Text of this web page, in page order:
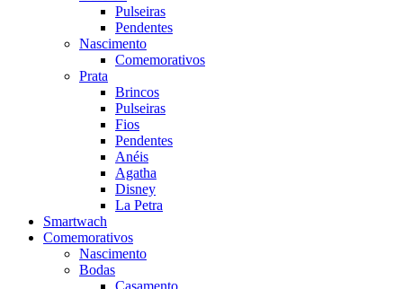
Pulseiras
Pendentes
Nascimento
Comemorativos
Prata
Brincos
Pulseiras
Fios
Pendentes
Anéis
Agatha
Disney
La Petra
Smartwach
Comemorativos
Nascimento
Bodas
Casamento